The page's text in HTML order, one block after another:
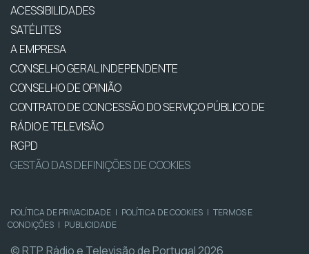
ACESSIBILIDADES
SATÉLITES
A EMPRESA
CONSELHO GERAL INDEPENDENTE
CONSELHO DE OPINIÃO
CONTRATO DE CONCESSÃO DO SERVIÇO PÚBLICO DE
RÁDIO E TELEVISÃO
RGPD
GESTÃO DAS DEFINIÇÕES DE COOKIES
POLÍTICA DE PRIVACIDADE | POLÍTICA DE COOKIES | TERMOS E
CONDIÇÕES | PUBLICIDADE
© RTP, Rádio e Televisão de Portugal 2026